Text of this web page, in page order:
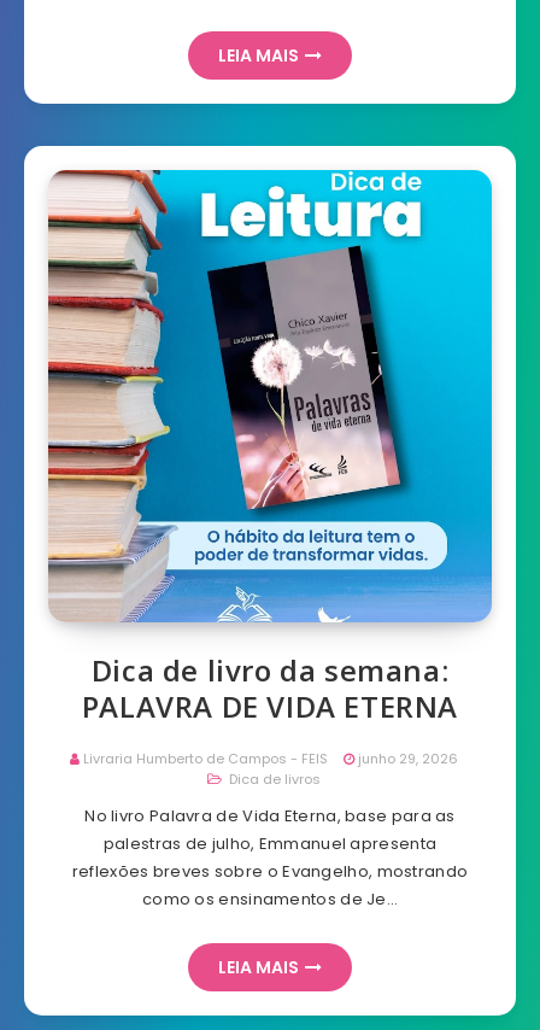
LEIA MAIS
Dica de livro da semana:
PALAVRA DE VIDA ETERNA
Livraria Humberto de Campos - FEIS
junho 29, 2026
Dica de livros
No livro Palavra de Vida Eterna, base para as
palestras de julho, Emmanuel apresenta
reflexões breves sobre o Evangelho, mostrando
como os ensinamentos de Je…
LEIA MAIS